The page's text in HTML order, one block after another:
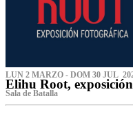
LUN 2 MARZO - DOM 30 JUL
Elihu Root,
Sala de Batalla